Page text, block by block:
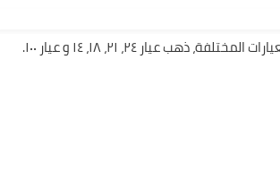
ذهب عيار ٢٤، ٢١، ١٨، ١٤ و عيار ١٠٠.